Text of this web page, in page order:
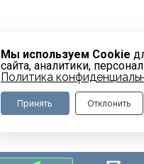
Мы используем Cookie
сайта, аналитики,
Политика
Принять Отклонить